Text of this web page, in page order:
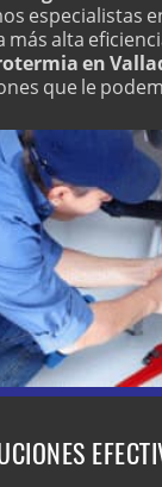
especialistas
más alta
en
que le